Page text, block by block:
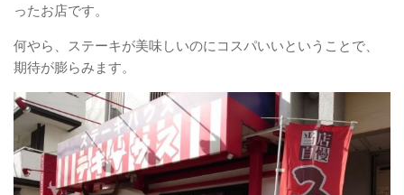
ったお店です。
何やら、ステーキが美味しいのにコスパいいということで、
期待が膨らみます。